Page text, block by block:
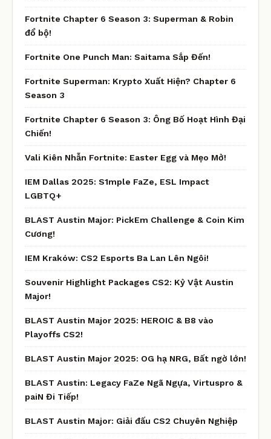
Fortnite Chapter 6 Season 3: Superman & Robin
đổ bộ!
Fortnite One Punch Man: Saitama Sắp Đến!
Fortnite Superman: Krypto Xuất Hiện? Chapter 6
Season 3
Fortnite Chapter 6 Season 3: Ông Bố Hoạt Hình Đại
Chiến!
Vali Kiên Nhẫn Fortnite: Easter Egg và Mẹo Mở!
IEM Dallas 2025: S1mple FaZe, ESL Impact
LGBTQ+
BLAST Austin Major: PickEm Challenge & Coin Kim
Cương!
IEM Kraków: CS2 Esports Ba Lan Lên Ngôi!
Souvenir Highlight Packages CS2: Kỷ Vật Austin
Major!
BLAST Austin Major 2025: HEROIC & B8 vào
Playoffs CS2!
BLAST Austin Major 2025: OG hạ NRG, Bất ngờ lớn!
BLAST Austin: Legacy FaZe Ngã Ngựa, Virtuspro &
paiN Đi Tiếp!
BLAST Austin Major: Giải đấu CS2 Chuyên Nghiệp